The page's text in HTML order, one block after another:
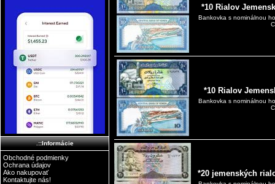
.::Informácie
Obchodné podmienky
Ochrana údajov
Ako nakupovať
Kontaktujte nás!
*10 Rialov
Bankovka s nominálnou
*10 Rialov
Bankovka s nominálnou
*20 jemenských